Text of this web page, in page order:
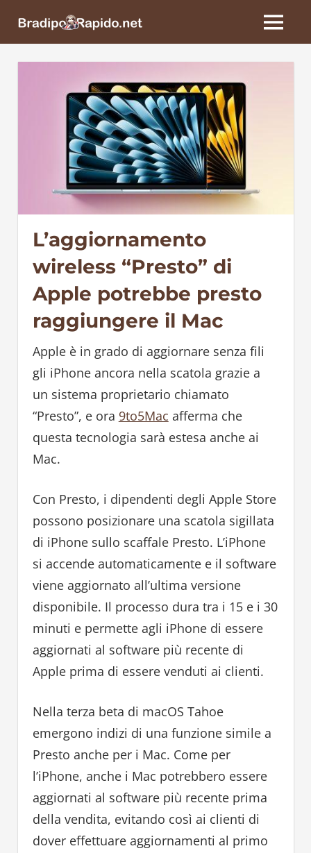
BradipoRapido.net
MENU
L’aggiornamento
wireless “Presto” di
Apple potrebbe presto
raggiungere il Mac
Apple è in grado di aggiornare senza fili
gli iPhone ancora nella scatola grazie a
un sistema proprietario chiamato
“Presto”, e ora 9to5Mac afferma che
questa tecnologia sarà estesa anche ai
Mac.
Con Presto, i dipendenti degli Apple Store
possono posizionare una scatola sigillata
di iPhone sullo scaffale Presto. L’iPhone
si accende automaticamente e il software
viene aggiornato all’ultima versione
disponibile. Il processo dura tra i 15 e i 30
minuti e permette agli iPhone di essere
aggiornati al software più recente di
Apple prima di essere venduti ai clienti.
Nella terza beta di macOS Tahoe
emergono indizi di una funzione simile a
Presto anche per i Mac. Come per
l’iPhone, anche i Mac potrebbero essere
aggiornati al software più recente prima
della vendita, evitando così ai clienti di
dover effettuare aggiornamenti al primo